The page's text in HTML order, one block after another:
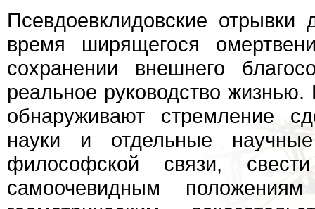
Псевдоевклидовские
время ширящегося
сохранении внешнего
реальное руководство
обнаруживают стремление
науки и отдельные
философской связи,
самоочевидным